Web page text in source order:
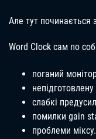
Але тут починається
Word Clock сам по
поганий
непідготовлену
слабкі
помилки gain
проблеми міксу.